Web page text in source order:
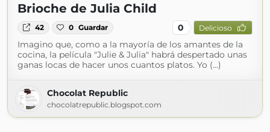
Brioche de Julia Child
42 0 Guardar 0 Delicioso
Imagino que, como a la mayoría de los amantes de la
cocina, la película "Julie & Julia" habrá despertado unas
ganas locas de hacer unos cuantos platos. Yo (...)
Chocolat Republic
chocolatrepublic.blogspot.com